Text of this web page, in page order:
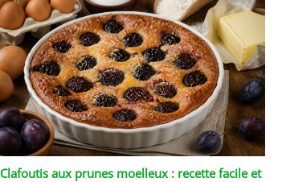
Clafoutis aux prunes moelleux : recette facile et